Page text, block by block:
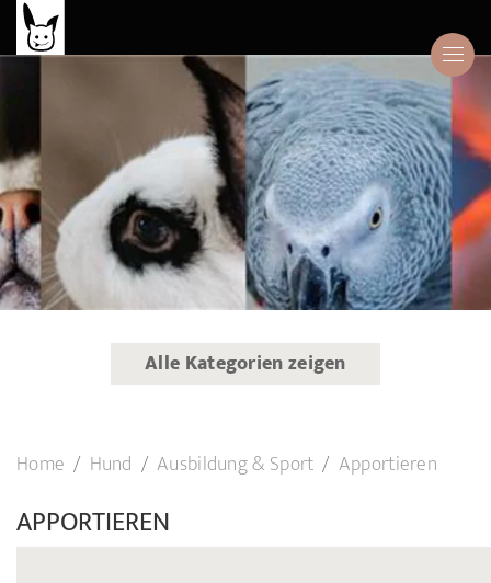
Alle Kategorien zeigen
Home Hund Ausbildung & Sport Apportieren
APPORTIEREN